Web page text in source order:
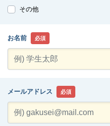
その他
お名前 必須
メールアドレス 必須